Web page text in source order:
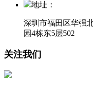
地址：
深圳市福田区华强
园4栋东5层502
关注我们